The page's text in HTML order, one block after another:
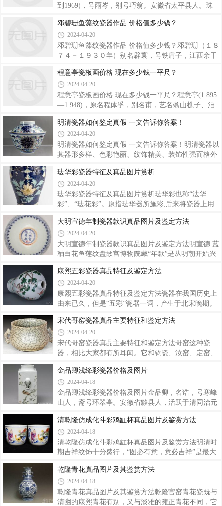
瓷板画。王琦，祖籍安徽，后迁居江西信江，1884到
1901年来景德镇后，向邓碧珊学习陶瓷绘画艺术和人
像绘画艺术，后又学习慧安的绘画艺术，因扎实的绘
画功力和聪颖的绘画悟性，很快就超过碧珊先生
到1969)，号雨岑，别号巧翁。安徽省太平县人。珠
西省波阳县。一九二三年毕业於江西陶业学校，后至
景德镇从事陶瓷艺术创作活动。擅长花鸟画，运用中
国画技法於陶瓷粉装饰中，逐渐形成一种新流派。解
放前曾於瓷城自由组合“月圆会”，着意研究提高陶瓷
家”。解放后，在轻工业部陶瓷工业科学研究所艺术
研究室工作，历任艺术研究室工作者协会、江西省美
协副。刘雨岑以画花鸟著称，其不局限于
邓碧珊鱼藻纹瓷器作品 价格值多少钱？
2024-04-20
邓碧珊鱼藻纹瓷器作品 价格值多少钱？邓碧珊（１８
７４－１９３０年）别名辟寰，号铁肩子，江西余干
像技法，也是景德镇以炭精擦笔画法绘肖像画艺术的
创始人。他的瓷板画在当时就受到很多人的追捧，流
传至今更是极为珍贵。下面是小编我从“爱景陶瓷”哪
里收集到一些较为详细他的作品的价格，来和您一起
藻纹 40-60万，画西湖云楼 8万，四屏 20-30万。其他
作品也纷纷卖出了高价。而且随着时间的发展，其作
品还在不断升值.近几年邓碧珊鱼藻
程意亭瓷板画价格 现在多少钱一平尺？
2024-04-20
程意亭瓷板画价格 现在多少钱一平尺？程意亭(1 895
—1 948)，原名程体孚，别名甫，艺名翥山樵子、洎
南门外大码头官路口程家。程意亭对中国画和瓷画颜
料的漂研制作，也积累了丰富的经验， 画面上的色彩
富丽古雅，兼有豪壮和柔美的格调，对后世产生了广
泛的影响。早期在瓷画科班学习，循序渐进，基本扎
良多。因而程意亭的作品不仅没有一丝一毫的匠气，
反而充满了文人的雅致韵味。他年轻时也画山水。一
次人们围看他的山水作品，啧啧赞叹，却有
明清瓷器如何鉴定真假 一文告诉你答案！
2024-04-20
明清瓷器如何鉴定真假 一文告诉你答案！明清瓷器以
其器形多样、色彩艳丽、纹饰精美、装饰性强而格外
辄即被抬至数十万、上百万元的价格；古玩城中，人
们流连忘返，对这类造型各异、五彩斑斓的器物偏爱
有加。然而，在热闹的背后，却隐藏存在着一个严重
的问题，就是仿品、赝品横陈，让人真伪难辨。许多
凭感觉去买，结果屡屡买到的是赝品。那么，明清时
期的瓷器如何鉴定真伪呢？远古瓷器,因年代久远,保
存民间的传世品甚少,如发现有出土文物,可借
珐华彩瓷器特征及真品图片赏析
2024-04-20
珐华彩瓷器特征及真品图片赏析珐华彩也称“法华
彩”、“珐花彩”。原指珐华器所施彩,后来将瓷器上用
士美术馆藏珐华彩创始于元代,是用彩画中的“立粉”技
术,用特制的泥浆管挤出内含牙硝为助熔剂的泥浆,在
瓷胎表面勾勒成凸线的纹饰轮廓,以素红色、孔雀绿
色、黄色、浅粉红色、黄色等彩料填出纹饰色彩,二次
景德镇在明嘉靖前后仿制珐华器的工艺方法,是在修好
的坯胎上,先刻花纹图案线条,然后用笔与坯胎相同的
泥浆,在轮廓线上堆成均匀的凸线条
大明宣德年制瓷器款识真品图片及鉴定方法
2024-04-20
大明宣德年制瓷器款识真品图片及鉴定方法明宣德 蓝
釉白花鱼莲纹盘故宫博物院藏“年款”是从明朝开始兴
款大体有两种楷书题写和篆书题写。篆书题写的自永
乐开始，以后宣德、弘治、万历等朝代也有。用篆书
题写的以刻划暗款为主，一般为“某某年制”四字。并
且锥刻款多见于单色釉瓷器上。明宣德 青花蕃莲纹卧
写，题于青花框或圈中的年款有“大明某某年制”、“大
明某某年造”、“某某年制”等，成为以后明代历朝乃至
清代题写年款的主要形式。除口
康熙五彩瓷器真品特征及鉴定方法
2024-04-20
康熙五彩瓷器真品特征及鉴定方法瓷器在我国历史上
由来已久，但是“五彩”瓷器一词，产生于北宋晚期。
了五彩。描金汝窑五彩，印花汝窑五彩，贴花汝窑五
彩，汝窑刻花、划花五彩，汝窑素五彩，它的简称是
历史上著名的【宋五彩】，也称之为【汝窑五彩】。
从诸多器物上看，它的技法已相当成熟，更是制瓷业
黄、绿、蓝、紫五色彩料为主，按照花纹图案的需要
施于瓷器釉上，再二次入炉经过700——800摄氏度的
高温二次锫烧而成，其特点是以釉上彩的装饰
宋代哥窑瓷器真品主要特征和鉴定方法
2024-04-20
宋代哥窑瓷器真品主要特征和鉴定方法哥窑这种瓷
器，相比大家都有所耳闻。它和钧瓷、汝窑、定窑、
名的瓷器之一。但也就是这种著名的宋朝瓷器，其实
它却是一个十分神秘的瓷器品类。哥窑葵瓣洗哥窑的
神秘首先在于历史上对它的记载普遍语焉不详，而且
众说纷纭。在中国古代的文献中，对哥窑的最早记载
直记》记载的哥窑被称为“哥哥窑”。而明朝嘉靖时期
陆深所撰的《春风堂随笔》，又提到了“龙泉哥窑”。
哥窑葵形洗哥窑葵形洗流传于世的哥窑经典
金品卿浅绛彩瓷器价格及图片
2024-04-18
金品卿浅绛彩瓷器价格及图片金品卿，名诰，号寒峰
山人，斋号环翠亭。安徽省黟县人，活跃于清同治元
御窑厂，是光绪初年浅绛彩绘名家，与王少维并
称“御窑两支笔”，与程门、王少维并称“浅绛三大
家”。他擅长浅绛山水、花鸟和人物画。山水画多仿
南宋名家及明代沈石田的画意；花鸟画宗华新罗一
刚劲，落落大方；书法工行草有董其昌遗风，悠然自
如，颇具特色，为晚清杰出的绘瓷名家。4061 清同治
金品卿浅绛彩松鹤图圆板直径：33.3cm题识：甲戌（
清乾隆仿成化斗彩鸡缸杯真品图片及鉴赏方法
2024-04-18
清乾隆仿成化斗彩鸡缸杯真品图片及鉴赏方法明清时
期吉祥纹饰十分盛行，“图必有意，意必吉祥”是最大
民族生活情趣。御用瓷器上亦多采用，且以丰富多彩
的装饰手法、巧夺天工的制作工艺、超越前人的设计
理念，精品迭现。各种花卉、美景、动物、人物，等
纹饰精心描摹于御用美器之上，共同表现“至高无
乾隆青花真品图片及其鉴赏方法
2024-04-18
乾隆青花真品图片及其鉴赏方法乾隆官窑青花瓷既与
清幽的康熙青花有别，又与淡雅的雍正青花不同，它